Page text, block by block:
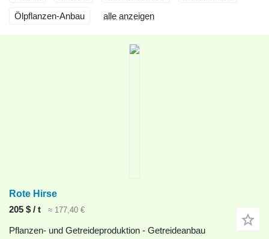
Ölpflanzen-Anbau alle anzeigen
Rote Hirse
205 $ / t
≈ 177,40 €
Pflanzen- und Getreideproduktion - Getreideanbau